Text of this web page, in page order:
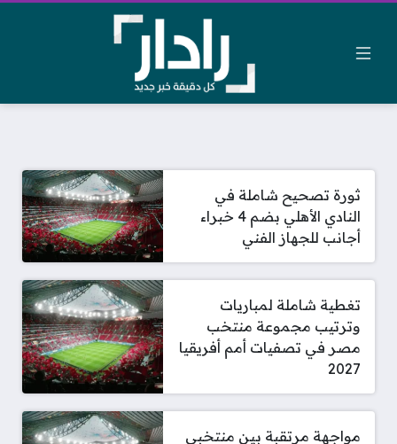
ثورة تصحيح شاملة في
النادي الأهلي بضم 4 خبراء
أجانب للجهاز الفني
تغطية شاملة لمباريات
وترتيب مجموعة منتخب
مصر في تصفيات أمم أفريقيا
2027
مواجهة مرتقبة بين منتخبي